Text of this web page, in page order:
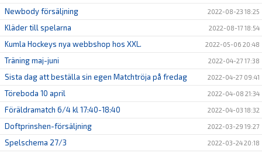
Newbody försäljning 2022-08-23 18:25
Kläder till spelarna 2022-08-17 18:54
Kumla Hockeys nya webbshop hos XXL. 2022-05-06 20:48
Träning maj-juni 2022-04-27 17:38
Sista dag att beställa sin egen Matchtröja på fredag 2022-04-27 09:41
Töreboda 10 april 2022-04-08 21:34
Föräldramatch 6/4 kl 17:40-18:40 2022-04-03 18:32
Doftprinshen-försäljning 2022-03-29 19:27
Spelschema 27/3 2022-03-24 20:18